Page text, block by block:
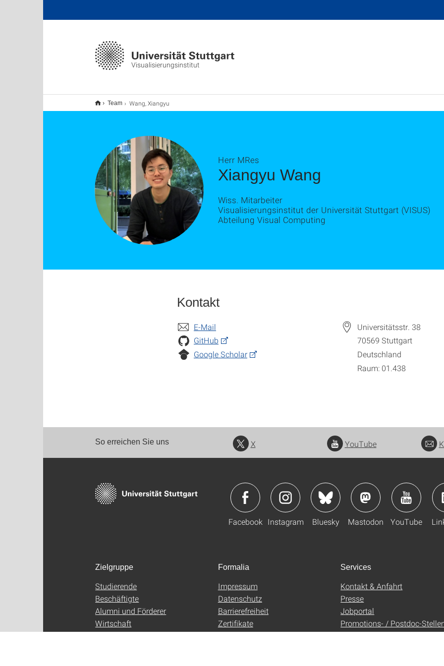
Visualisierungsinstitut
Team Wang, Xiangyu
Xiangyu Wang
Herr MRes
Wiss. Mitarbeiter
Visualisierungsinstitut der Universität Stuttgart (VISUS)
Abteilung Visual Computing
Kontakt
E-Mail
GitHub
Google Scholar
Universitätsstr. 38
70569 Stuttgart
Deutschland
Raum: 01.438
So erreichen Sie uns X YouTube
Facebook Instagram Bluesky Mastodon YouTube
Zielgruppe
Studierende
Beschäftigte
Alumni und Förderer
Wirtschaft
Formalia
Impressum
Datenschutz
Barrierefreiheit
Zertifikate
Services
Kontakt & Anfahrt
Presse
Jobportal
Promotions- / Postdoc-